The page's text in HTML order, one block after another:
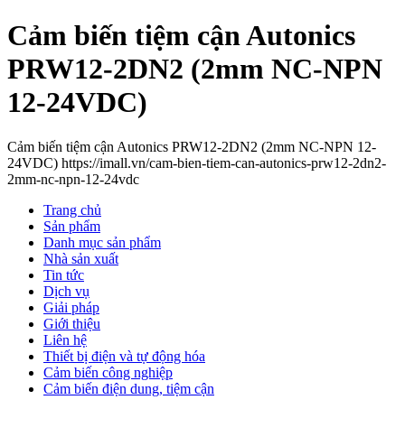
Cảm biến tiệm cận Autonics
PRW12-2DN2 (2mm NC-NPN
12-24VDC)
Cảm biến tiệm cận Autonics PRW12-2DN2 (2mm NC-NPN 12-
24VDC) https://imall.vn/cam-bien-tiem-can-autonics-prw12-2dn2-
2mm-nc-npn-12-24vdc
Trang chủ
Sản phẩm
Danh mục sản phẩm
Nhà sản xuất
Tin tức
Dịch vụ
Giải pháp
Giới thiệu
Liên hệ
Thiết bị điện và tự động hóa
Cảm biến công nghiệp
Cảm biến điện dung, tiệm cận